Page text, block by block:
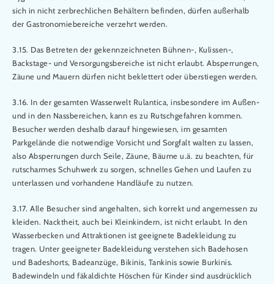
sich in nicht zerbrechlichen Behältern befinden, dürfen außerhalb
der Gastronomiebereiche verzehrt werden.
3.15. Das Betreten der gekennzeichneten Bühnen-, Kulissen-,
Backstage- und Versorgungsbereiche ist nicht erlaubt. Absperrungen,
Zäune und Mauern dürfen nicht beklettert oder überstiegen werden.
3.16. In der gesamten Wasserwelt Rulantica, insbesondere im Außen-
und in den Nassbereichen, kann es zu Rutschgefahren kommen.
Besucher werden deshalb darauf hingewiesen, im gesamten
Parkgelände die notwendige Vorsicht und Sorgfalt walten zu lassen,
also Absperrungen durch Seile, Zäune, Bäume u.ä. zu beachten, für
rutscharmes Schuhwerk zu sorgen, schnelles Gehen und Laufen zu
unterlassen und vorhandene Handläufe zu nutzen.
3.17. Alle Besucher sind angehalten, sich korrekt und angemessen zu
kleiden. Nacktheit, auch bei Kleinkindern, ist nicht erlaubt. In den
Wasserbecken und Attraktionen ist geeignete Badekleidung zu
tragen. Unter geeigneter Badekleidung verstehen sich Badehosen
und Badeshorts, Badeanzüge, Bikinis, Tankinis sowie Burkinis.
Badewindeln und fäkaldichte Höschen für Kinder sind ausdrücklich